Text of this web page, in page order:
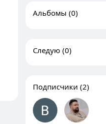
Альбомы (0)
Следую (0)
Подписчики (2)